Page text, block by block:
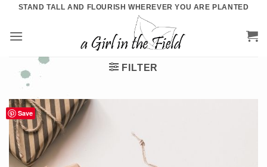
inhoud
STAND TALL AND FLOURISH WHEREVER YOU ARE PLANTED
FILTER
Save